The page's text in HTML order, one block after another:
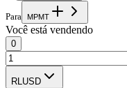
Para MPMT
Você está vendendo
0
RLUSD